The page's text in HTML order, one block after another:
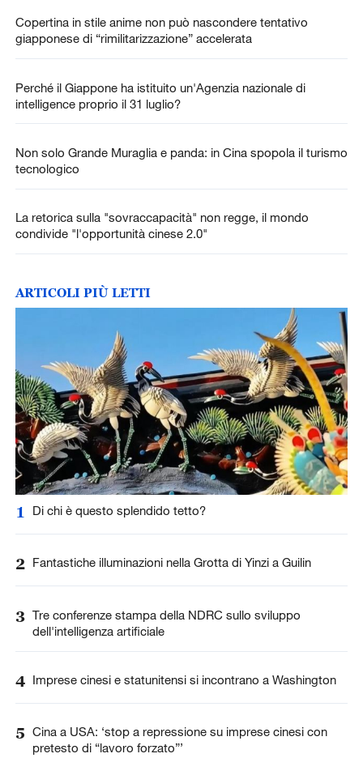
Copertina in stile anime non può nascondere tentativo
giapponese di “rimilitarizzazione” accelerata
Perché il Giappone ha istituito un'Agenzia nazionale di
intelligence proprio il 31 luglio?
Non solo Grande Muraglia e panda: in Cina spopola il turismo
tecnologico
La retorica sulla "sovraccapacità" non regge, il mondo
condivide "l'opportunità cinese 2.0"
ARTICOLI PIÙ LETTI
1 Di chi è questo splendido tetto?
2 Fantastiche illuminazioni nella Grotta di Yinzi a Guilin
3 Tre conferenze stampa della NDRC sullo sviluppo
dell'intelligenza artificiale
4 Imprese cinesi e statunitensi si incontrano a Washington
5 Cina a USA: ‘stop a repressione su imprese cinesi con
pretesto di “lavoro forzato”’